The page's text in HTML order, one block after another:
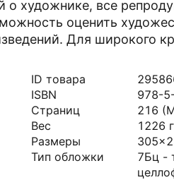
о художнике, все
оценить
Для широкого
ID товара
ISBN
978-
Страниц
216
Вес
1226 г
Размеры
Тип обложки
7Бц -